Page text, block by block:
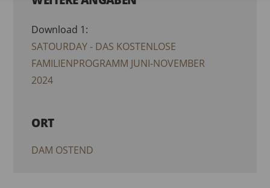
ORT
DAM OSTEND
Download 1:
SATOURDAY - DAS KOSTENLOSE
FAMILIENPROGRAMM JUNI-NOVEMBER
2024